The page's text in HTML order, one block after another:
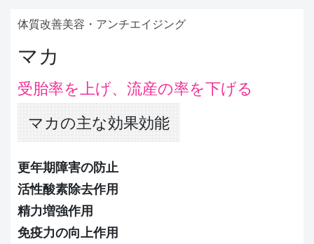
体質改善美容・アンチエイジング
マカ
受胎率を上げ、流産の率を下げる
マカの主な効果効能
更年期障害の防止
活性酸素除去作用
精力増強作用
免疫力の向上作用